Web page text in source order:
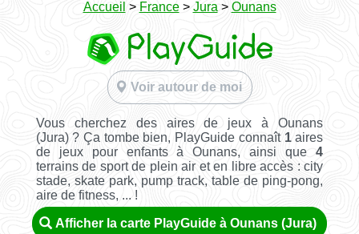
Accueil > France> Jura > Ounans
Voir autour de moi
Vous cherchez des aires de jeux à Ounans
(Jura) ? Ça tombe bien, PlayGuide connaît 1aires
de jeux pour enfants à Ounans, ainsi que4
terrains de sport de plein air et en libre accès : city
stade, skate park, pump track, table de ping-pong,
aire de fitness, ... !
Afficher la carte PlayGuide à Ounans (Jura)